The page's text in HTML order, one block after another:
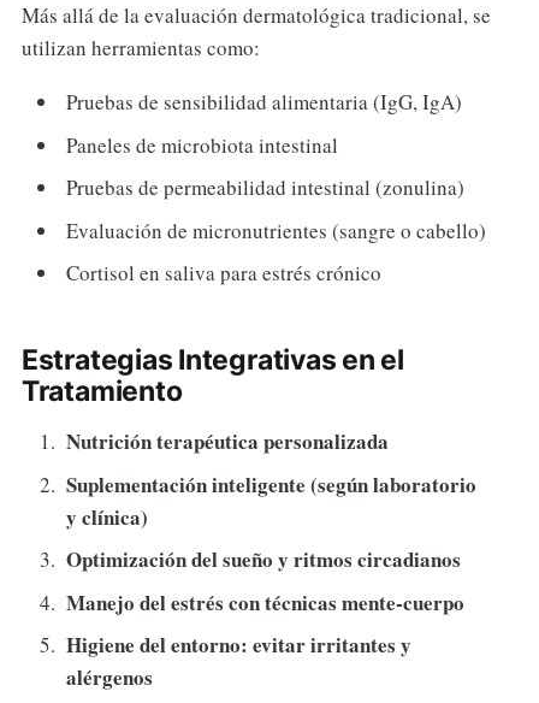
Más allá de la evaluación dermatológica tradicional, se
utilizan herramientas como:
Pruebas de sensibilidad alimentaria (IgG, IgA)
Paneles de microbiota intestinal
Pruebas de permeabilidad intestinal (zonulina)
Evaluación de micronutrientes (sangre o cabello)
Cortisol en saliva para estrés crónico
Estrategias Integrativas en el
Tratamiento
Nutrición terapéutica personalizada
Suplementación inteligente (según laboratorio
y clínica)
Optimización del sueño y ritmos circadianos
Manejo del estrés con técnicas mente-cuerpo
Higiene del entorno: evitar irritantes y
alérgenos